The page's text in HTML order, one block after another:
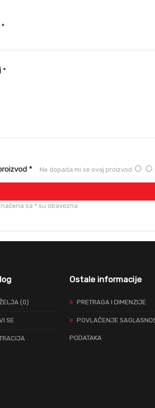
*
*
*Ne dopada mi se ovaj proizvod
sa * su obavezna
(0)
SE
Ostale informacije
PRETRAGA I DIMENZIJE
POVLAČENJE
PODATAKA